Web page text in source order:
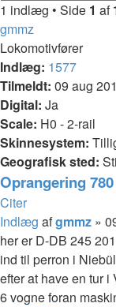
1 indlæg • Side 1 af
gmmz
Lokomotivfører
Indlæg: 1577
Tilmeldt: 09 aug
Digital: Ja
Scale: H0 - 2-rail
Skinnesystem:
Geografisk sted:
Oprangering
Citer
Indlæg afgmmz »
her er D-DB 245
ind til perron i
efter at have en tur i
6 vogne foran